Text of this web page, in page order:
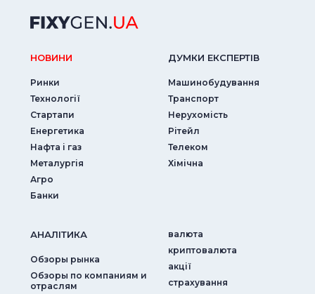
НОВИНИ
Ринки
Технології
Стартапи
Енергетика
Нафта і газ
Металургія
Агро
Банки
ДУМКИ ЕКСПЕРТIВ
Машинобудування
Транспорт
Нерухомість
Рітейл
Телеком
Хімічна
АНАЛIТИКА
Обзоры рынка
Обзоры по компаниям и
отраслям
валюта
криптовалюта
акції
страхування